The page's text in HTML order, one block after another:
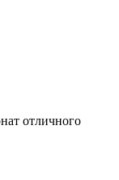
отличного